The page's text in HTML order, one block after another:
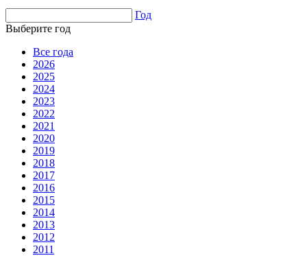
Год
Выберите год
Все года
2026
2025
2024
2023
2022
2021
2020
2019
2018
2017
2016
2015
2014
2013
2012
2011